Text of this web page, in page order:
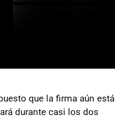
que la firma aún está
durante casi los dos